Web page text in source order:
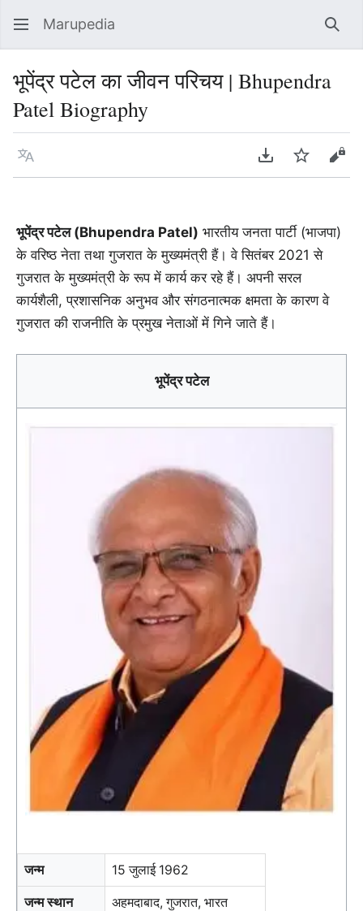
Marupedia
भूपेंद्र पटेल का जीवन परिचय | Bhupendra
Patel Biography
Language Download PDF
Watch
भूपेंद्र पटेल (Bhupendra Patel) भारतीय जनता पार्टी (भाजपा)
के वरिष्ठ नेता तथा गुजरात के मुख्यमंत्री हैं। वे सितंबर 2021 से
गुजरात के मुख्यमंत्री के रूप में कार्य कर रहे हैं। अपनी सरल
कार्यशैली, प्रशासनिक अनुभव और संगठनात्मक क्षमता के कारण वे
गुजरात की राजनीति के प्रमुख नेताओं में गिने जाते हैं।
भूपेंद्र पटेल
जन्म 15 जुलाई 1962
जन्म स्थान अहमदाबाद, गुजरात, भारत